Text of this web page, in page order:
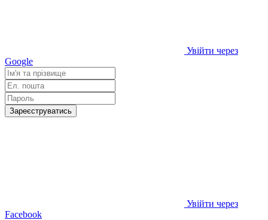
Увійти через
Google
Зареєструватись
Увійти через
Facebook